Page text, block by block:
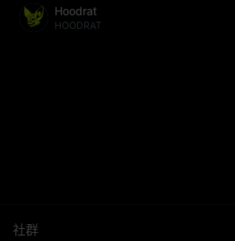
Hoodrat
HOODRAT
社群